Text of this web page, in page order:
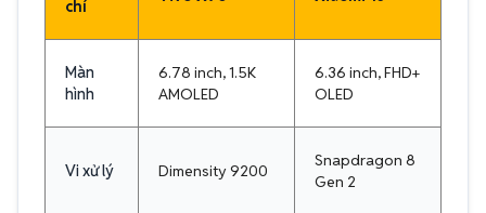
chí
Màn
hình
6.78 inch, 1.5K
AMOLED
6.36 inch, FHD+
OLED
Vi xử lý Dimensity 9200
Snapdragon 8
Gen 2